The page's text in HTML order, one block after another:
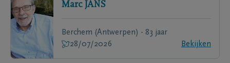
Marc JANS
Berchem (Antwerpen) - 83 jaar
28/07/2026
Bekijken